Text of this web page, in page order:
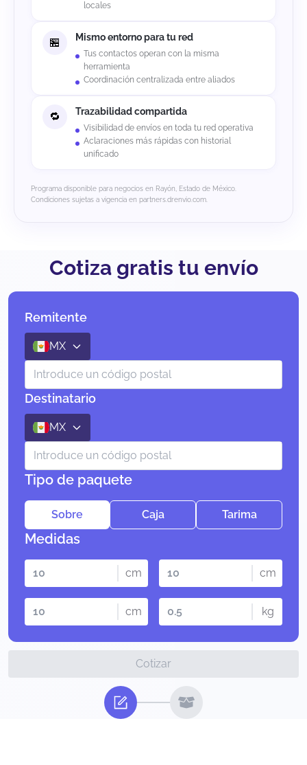
locales
Mismo entorno para tu red
Tus contactos operan con la misma
herramienta
Coordinación centralizada entre aliados
Trazabilidad compartida
Visibilidad de envíos en toda tu red operativa
Aclaraciones más rápidas con historial
unificado
Programa disponible para negocios en Rayón, Estado de México.
Condiciones sujetas a vigencia en partners.drenvio.com.
Cotiza gratis tu envío
Remitente
MX
Destinatario
MX
Tipo de paquete
Sobre Caja Tarima
Medidas
cm cm
cm kg
Cotizar